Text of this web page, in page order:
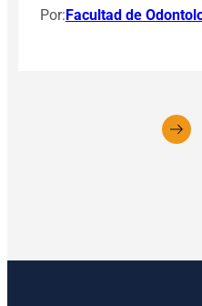
Por: Facultad de
←